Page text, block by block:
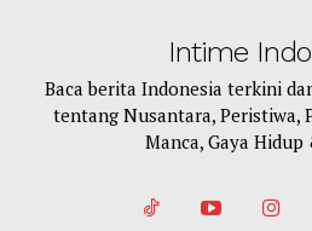
Intime
Baca berita Indonesia terkini
tentang Nusantara, Peristiwa,
Manca, Gaya Hidup